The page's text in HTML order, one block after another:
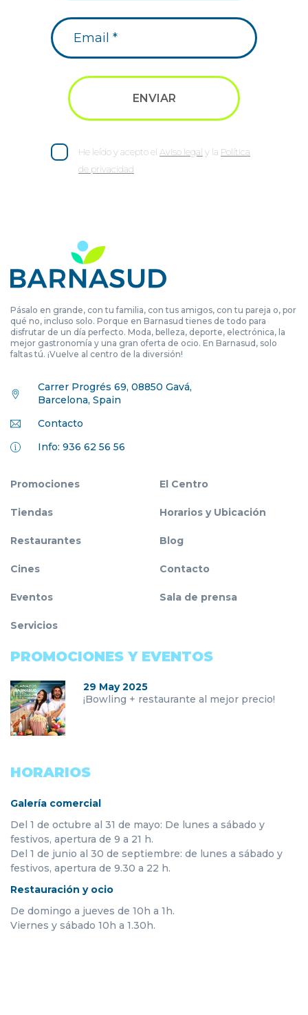
He leído y acepto el Aviso legal y la Política
de privacidad
Pásalo en grande, con tu familia, con tus amigos, con tu pareja o, por
qué no, incluso solo. Porque en Barnasud tienes de todo para
disfrutar de un día perfecto. Moda, belleza, deporte, electrónica, la
mejor gastronomía y una gran oferta de ocio. En Barnasud, solo
faltas tú. ¡Vuelve al centro de la diversión!
Carrer Progrés 69, 08850 Gavá,
Barcelona, Spain
Contacto
Info: 936 62 56 56
Promociones
Tiendas
Restaurantes
Cines
Eventos
Servicios
El Centro
Horarios y Ubicación
Blog
Contacto
Sala de prensa
PROMOCIONES Y EVENTOS
29 May 2025
¡Bowling + restaurante al mejor precio!
HORARIOS
Galería comercial
Del 1 de octubre al 31 de mayo: De lunes a sábado y
festivos, apertura de 9 a 21 h.
Del 1 de junio al 30 de septiembre: de lunes a sábado y
festivos, apertura de 9.30 a 22 h.
Restauración y ocio
De domingo a jueves de 10h a 1h.
Viernes y sábado 10h a 1.30h.